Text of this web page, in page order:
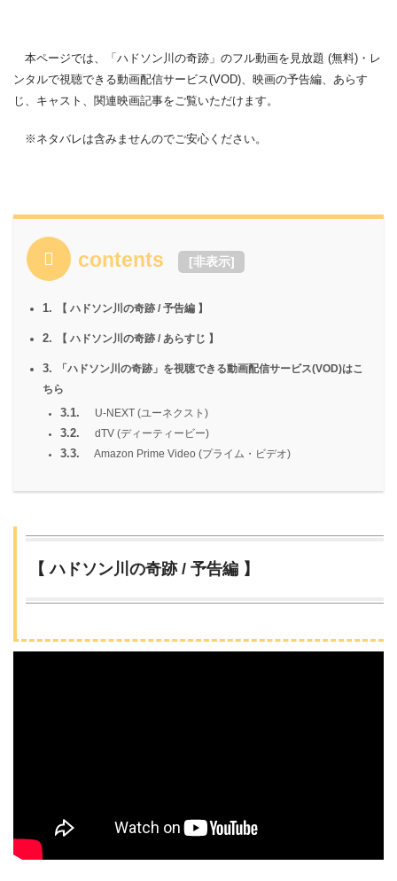
本ページでは、「ハドソン川の奇跡」のフル動画を見放題 (無料)・レ
ンタルで視聴できる動画配信サービス(VOD)、映画の予告編、あらす
じ、キャスト、関連映画記事をご覧いただけます。
※ネタバレは含みませんのでご安心ください。
contents [非表示]
1. 【 ハドソン川の奇跡 / 予告編 】
2. 【 ハドソン川の奇跡 / あらすじ 】
3.
「ハドソン川の奇跡」を視聴できる動画配信サービス(VOD)はこ
ちら
3.1.
U-NEXT (ユーネクスト)
3.2. dTV (ディーティービー)
3.3. Amazon Prime Video (プライム・ビデオ)
【 ハドソン川の奇跡 / 予告編 】